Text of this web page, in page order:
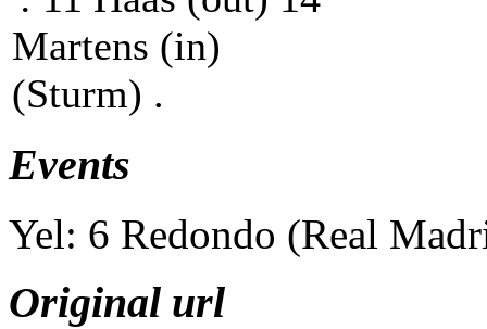
Martens (in)
(Sturm) .
Events
Yel: 6 Redondo (Real
Original url